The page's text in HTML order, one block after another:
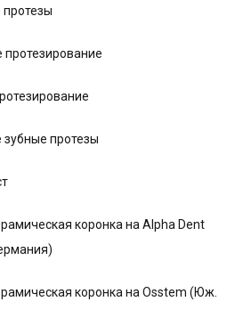
протезы
коронка на Alpha Dent
коронка на Osstem (Юж.